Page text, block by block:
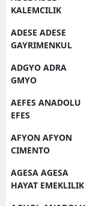
KALEMCILIK
ADESE ADESE
GAYRIMENKUL
ADGYO ADRA
GMYO
AEFES ANADOLU
EFES
AFYON AFYON
CIMENTO
AGESA AGESA
HAYAT EMEKLILIK